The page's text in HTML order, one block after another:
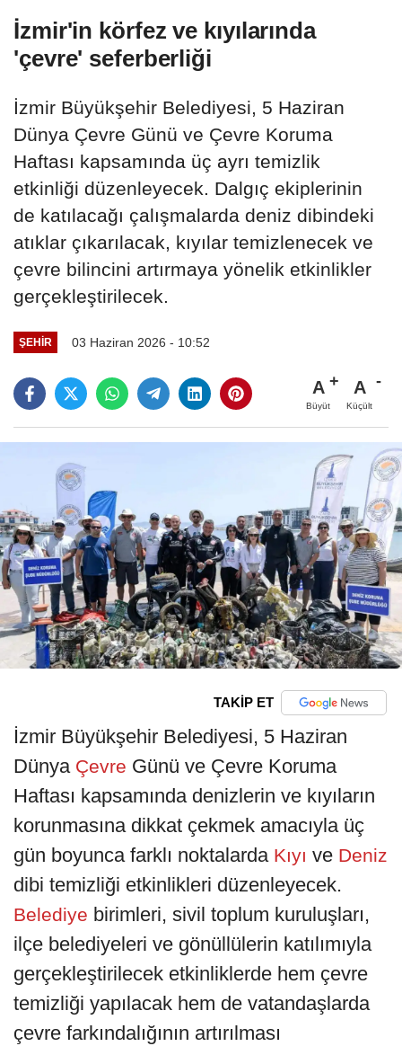
İzmir'in körfez ve kıyılarında
'çevre' seferberliği
İzmir Büyükşehir Belediyesi, 5 Haziran
Dünya Çevre Günü ve Çevre Koruma
Haftası kapsamında üç ayrı temizlik
etkinliği düzenleyecek. Dalgıç ekiplerinin
de katılacağı çalışmalarda deniz dibindeki
atıklar çıkarılacak, kıyılar temizlenecek ve
çevre bilincini artırmaya yönelik etkinlikler
gerçekleştirilecek.
ŞEHIR 03 Haziran 2026 - 10:52
A
Büyüt
A
Küçült
TAKİP ET
İzmir Büyükşehir Belediyesi, 5 Haziran
Dünya Çevre Günü ve Çevre Koruma
Haftası kapsamında denizlerin ve kıyıların
korunmasına dikkat çekmek amacıyla üç
gün boyunca farklı noktalarda Kıyı ve Deniz
dibi temizliği etkinlikleri düzenleyecek.
Belediye birimleri, sivil toplum kuruluşları,
ilçe belediyeleri ve gönüllülerin katılımıyla
gerçekleştirilecek etkinliklerde hem çevre
temizliği yapılacak hem de vatandaşlarda
çevre farkındalığının artırılması